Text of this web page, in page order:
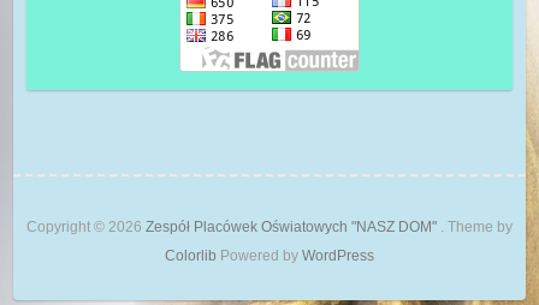
Copyright © 2026 Zespół Placówek Oświatowych "NASZ DOM" . Theme by
Colorlib Powered by WordPress